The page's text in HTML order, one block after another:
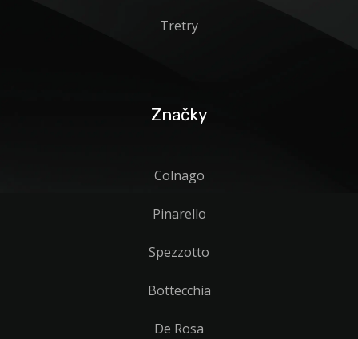
Tretry
Značky
Colnago
Pinarello
Spezzotto
Bottecchia
De Rosa